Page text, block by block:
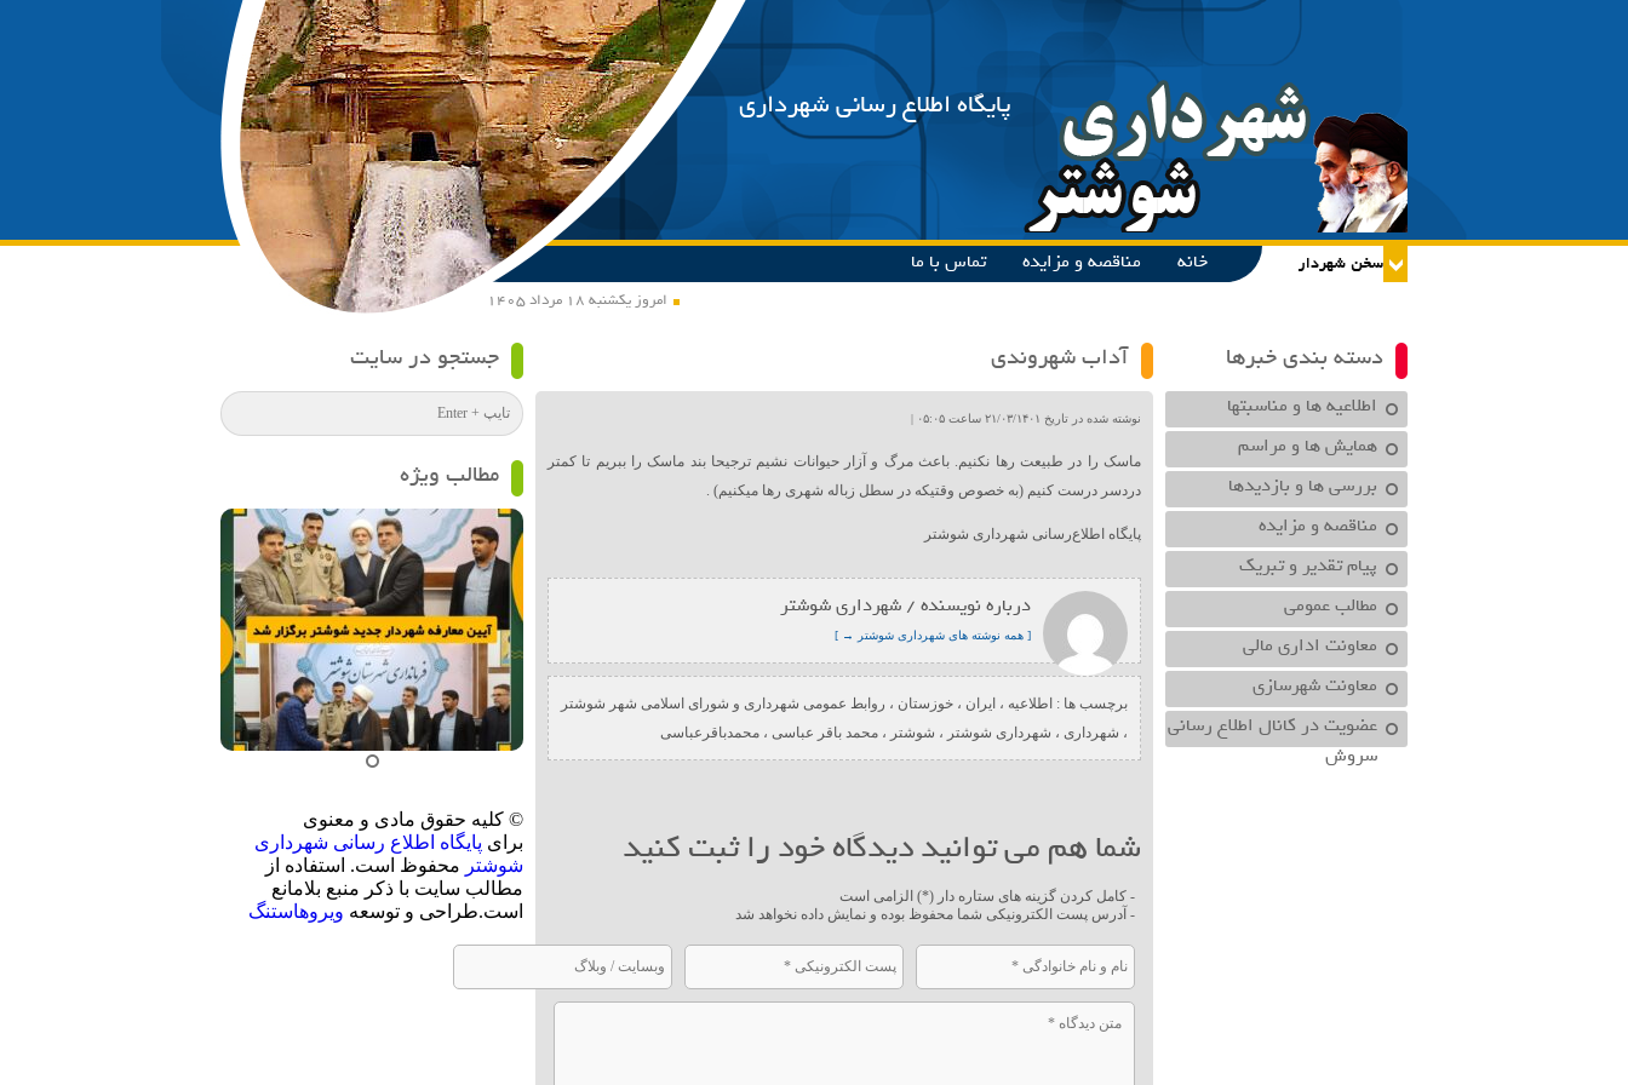
پایگاه اطلاع رسانی شهرداری
امروز یکشنبه ۱۸ مرداد ۱۴۰۵
خانه مناقصه و مزایده تماس با ما
دسته بندی خبرها
اطلاعیه ها و مناسبتها
همایش ها و مراسم
بررسی ها و بازدیدها
مناقصه و مزایده
پیام تقدیر و تبریک
مطالب عمومی
معاونت اداري مالي
معاونت شهرسازي
عضویت در کانال اطلاع رسانی
سروش
آداب شهروندی
نوشته شده در تاریخ ۲۱/۰۳/۱۴۰۱ ساعت ۰۵:۰۵ |
ماسک را در طبیعت رها نکنیم. باعث مرگ و آزار حیوانات نشیم ترجیحا بند ماسک را ببریم تا کمتر
دردسر درست کنیم (به خصوص وقتیکه در سطل زباله شهری رها میکنیم) .
پایگاه اطلاع‌رسانی شهرداری شوشتر
درباره نویسنده / شهرداری شوشتر
[ همه نوشته های شهرداری شوشتر → ]
برچسب ها : اطلاعیه ، ایران ، خوزستان ، روابط عمومی شهرداری و شورای اسلامی شهر شوشتر
، شهرداری ، شهرداری شوشتر ، شوشتر ، محمد باقر عباسی ، محمدباقرعباسی
شما هم می توانید دیدگاه خود را ثبت کنید
- کامل کردن گزینه های ستاره دار (*) الزامی است
- آدرس پست الکترونیکی شما محفوظ بوده و نمایش داده نخواهد شد
جستجو در سایت
مطالب ویژه
© کلیه حقوق مادی و معنوی
برای پایگاه اطلاع رسانی شهرداری
شوشتر محفوظ است. استفاده از
مطالب سایت با ذکر منبع بلامانع
است.طراحی و توسعه ویروهاستنگ